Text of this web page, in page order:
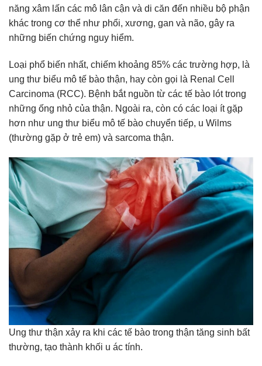
năng xâm lấn các mô lân cận và di căn đến nhiều bộ phận
khác trong cơ thể như phổi, xương, gan và não, gây ra
những biến chứng nguy hiểm.
Loại phổ biến nhất, chiếm khoảng 85% các trường hợp, là
ung thư biểu mô tế bào thận, hay còn gọi là Renal Cell
Carcinoma (RCC). Bệnh bắt nguồn từ các tế bào lót trong
những ống nhỏ của thận. Ngoài ra, còn có các loại ít gặp
hơn như ung thư biểu mô tế bào chuyển tiếp, u Wilms
(thường gặp ở trẻ em) và sarcoma thận.
Ung thư thận xảy ra khi các tế bào trong thận tăng sinh bất
thường, tạo thành khối u ác tính.